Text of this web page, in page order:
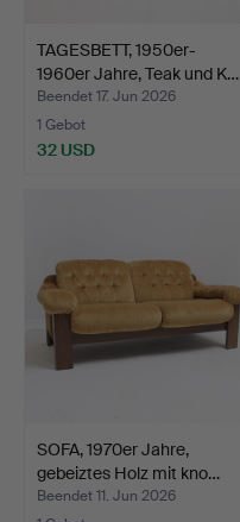
TAGESBETT, 1950er-
1960er Jahre, Teak und K…
Beendet 17. Jun 2026
1 Gebot
32 USD
SOFA, 1970er Jahre,
gebeiztes Holz mit kno…
Beendet 11. Jun 2026